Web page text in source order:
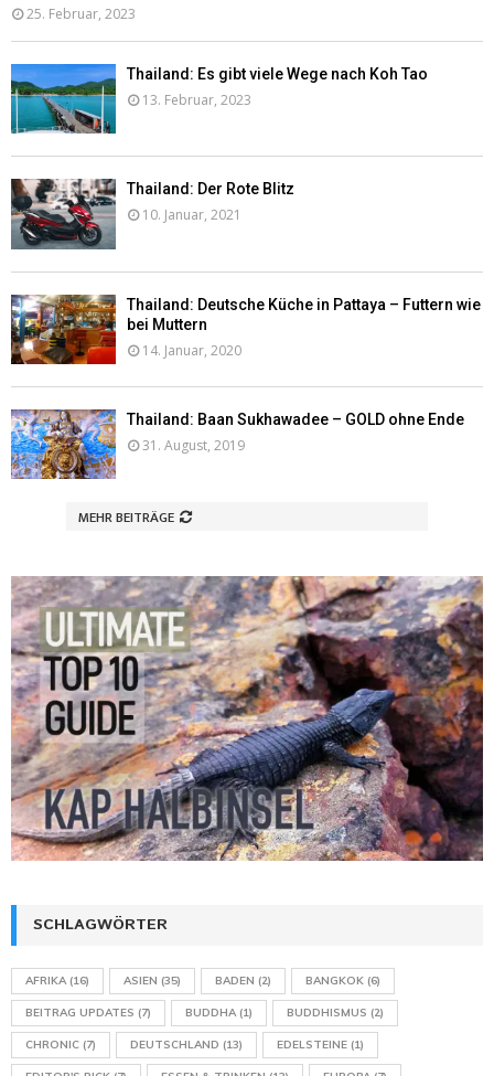
25. Februar, 2023
Thailand: Es gibt viele Wege nach Koh Tao
13. Februar, 2023
Thailand: Der Rote Blitz
10. Januar, 2021
Thailand: Deutsche Küche in Pattaya – Futtern wie
bei Muttern
14. Januar, 2020
Thailand: Baan Sukhawadee – GOLD ohne Ende
31. August, 2019
MEHR BEITRÄGE
SCHLAGWÖRTER
AFRIKA(16) ASIEN (35) BADEN (2) BANGKOK (6)
BEITRAG UPDATES (7) BUDDHA(1) BUDDHISMUS (2)
CHRONIC (7) DEUTSCHLAND (13) EDELSTEINE (1)